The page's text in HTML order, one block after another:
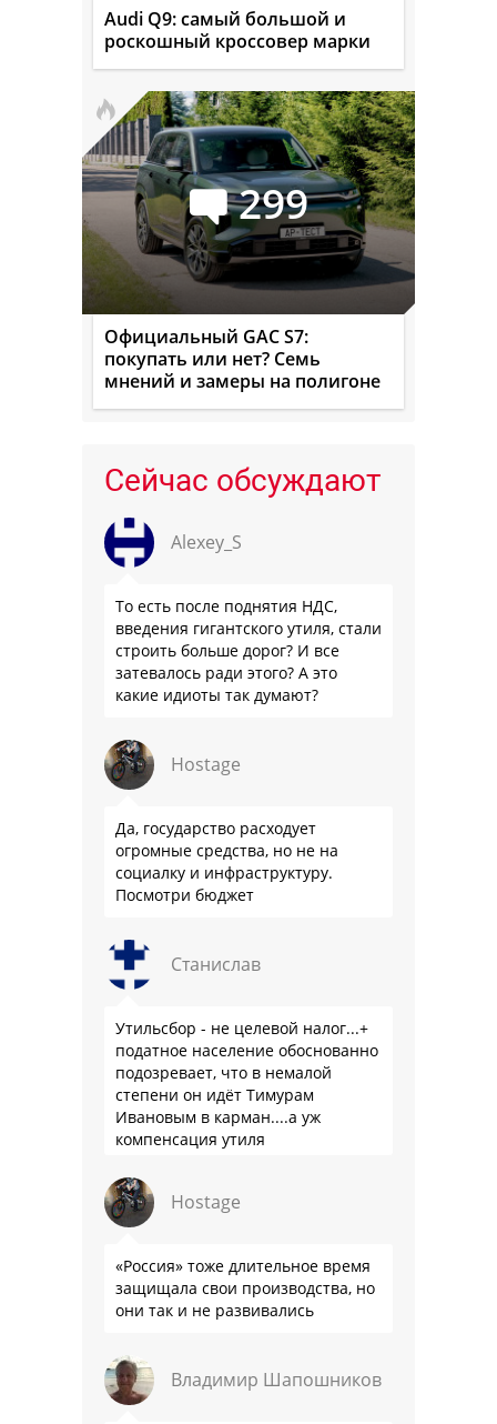
Audi Q9: самый большой и
роскошный кроссовер марки
299
Официальный GAC S7:
покупать или нет? Семь
мнений и замеры на полигоне
Сейчас обсуждают
Alexey_S
То есть после поднятия НДС,
введения гигантского утиля, стали
строить больше дорог? И все
затевалось ради этого? А это
какие идиоты так думают?
Hostage
Да, государство расходует
огромные средства, но не на
социалку и инфраструктуру.
Посмотри бюджет
Станислав
Утильсбор - не целевой налог...+
податное население обоснованно
подозревает, что в немалой
степени он идёт Тимурам
Ивановым в карман....а уж
компенсация утиля
что прям эталон коррупции
Hostage
«Россия» тоже длительное время
защищала свои производства, но
они так и не развивались
Владимир Шапошников